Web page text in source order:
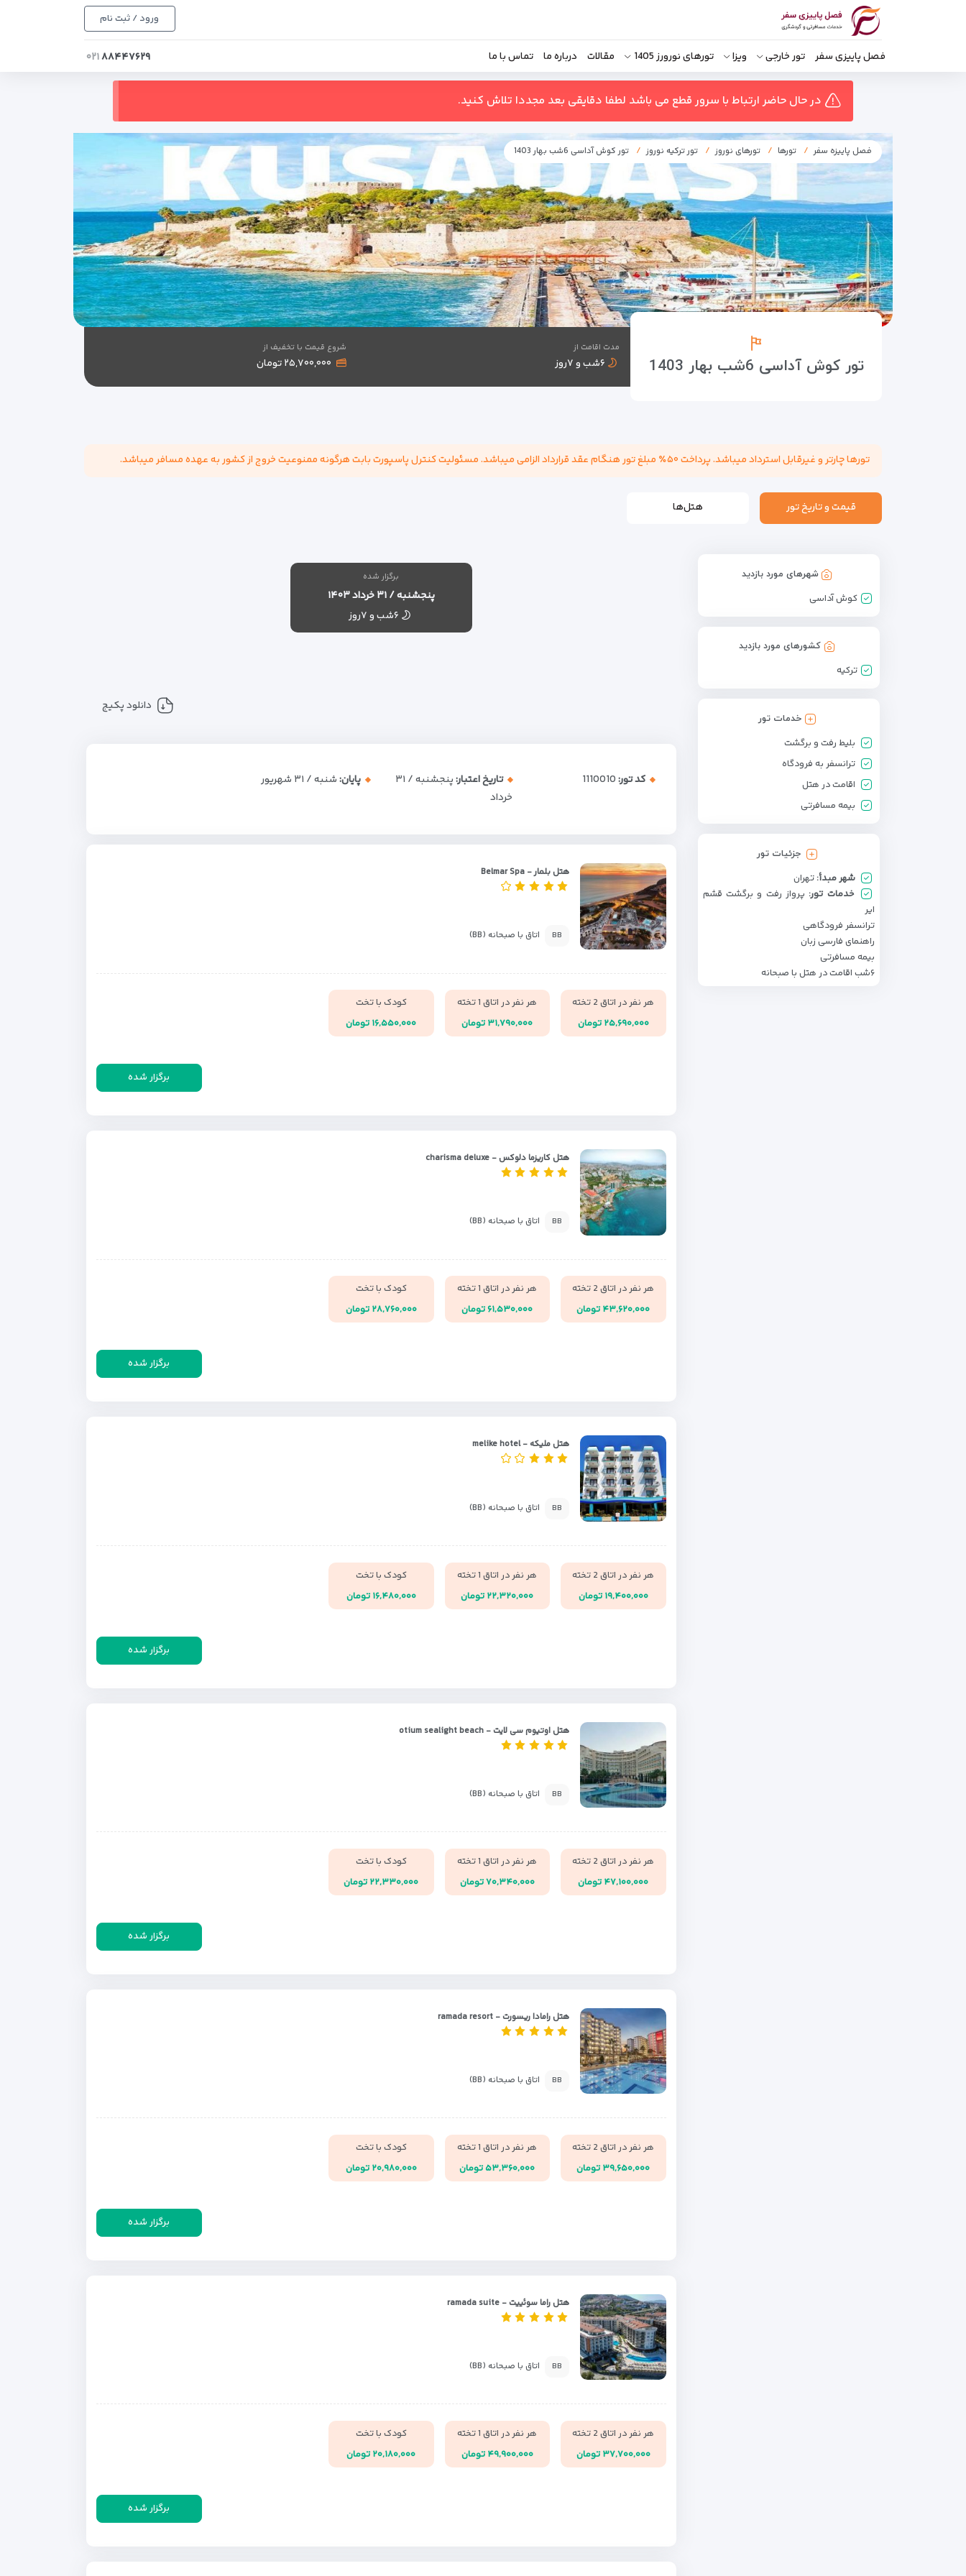
ورود / ثبت نام
فصل پاییزی سفر تور خارجی ویزا تورهای نورورز 1405 مقالات درباره ما تماس با ما ۸۸۴۴۷۶۲۹۰۲۱
در حال حاضر ارتباط با سرور قطع می باشد لطفا دقایقی بعد مجددا تلاش کنید.
فصل پاییزه سفر تورها تورهای نوروز تور ترکیه نوروز تور کوش آداسی 6شب بهار 1403
تور کوش آداسی 6شب بهار 1403
مدت اقامت از
۶شب و ۷روز
شروع قیمت با تخفیف از
۲۵,۷۰۰,۰۰۰ تومان
تورها چارتر و غیرقابل استرداد میباشد. پرداخت ۵۰٪ مبلغ تور هنگام عقد قرارداد الزامی میباشد. مسئولیت کنترل پاسپورت بابت هرگونه ممنوعیت خروج از کشور به عهده مسافر میباشد.
قیمت و تاریخ تور هتل‌ها
شهرهای مورد بازدید
کوش آداسی
کشورهای مورد بازدید
ترکیه
خدمات تور
بلیط رفت و برگشت
ترانسفر به فرودگاه
اقامت در هتل
بیمه مسافرتی
جزئیات تور
شهر مبدأ: تهران
خدمات تور: پرواز رفت و برگشت قشم
ایر
ترانسفر فرودگاهی
راهنمای فارسی زبان
بیمه مسافرتی
۶شب اقامت در هتل با صبحانه
برگزار شده
پنجشنبه / ۳۱ خرداد ۱۴۰۳
۶شب و ۷روز
دانلود پکیج
کد تور:1110010 تاریخ اعتبار:
پنجشنبه / ۳۱
خرداد
پایان:شنبه / ۳۱ شهریور
هتل بلمار - Belmar Spa
BB اتاق با صبحانه (BB)
هر نفر در اتاق 2 تخته
۲۵,۶۹۰,۰۰۰ تومان
هر نفر در اتاق 1 تخته
۳۱,۷۹۰,۰۰۰ تومان
کودک با تخت
۱۶,۵۵۰,۰۰۰ تومان
برگزار شده
هتل کاریزما دلوکس - charisma deluxe
BB اتاق با صبحانه (BB)
هر نفر در اتاق 2 تخته
۴۳,۶۲۰,۰۰۰ تومان
هر نفر در اتاق 1 تخته
۶۱,۵۳۰,۰۰۰ تومان
کودک با تخت
۲۸,۷۶۰,۰۰۰ تومان
برگزار شده
هتل ملیکه - melike hotel
BB اتاق با صبحانه (BB)
هر نفر در اتاق 2 تخته
۱۹,۴۰۰,۰۰۰ تومان
هر نفر در اتاق 1 تخته
۲۲,۳۲۰,۰۰۰ تومان
کودک با تخت
۱۶,۴۸۰,۰۰۰ تومان
برگزار شده
هتل اوتیوم سی لایت - otium sealight beach
BB اتاق با صبحانه (BB)
هر نفر در اتاق 2 تخته
۴۷,۱۰۰,۰۰۰ تومان
هر نفر در اتاق 1 تخته
۷۰,۳۴۰,۰۰۰ تومان
کودک با تخت
۲۲,۳۳۰,۰۰۰ تومان
برگزار شده
هتل رامادا ریسورت - ramada resort
BB اتاق با صبحانه (BB)
هر نفر در اتاق 2 تخته
۳۹,۶۵۰,۰۰۰ تومان
هر نفر در اتاق 1 تخته
۵۳,۳۶۰,۰۰۰ تومان
کودک با تخت
۲۰,۹۸۰,۰۰۰ تومان
برگزار شده
هتل راما سوئییت - ramada suite
BB اتاق با صبحانه (BB)
هر نفر در اتاق 2 تخته
۳۷,۷۰۰,۰۰۰ تومان
هر نفر در اتاق 1 تخته
۴۹,۹۰۰,۰۰۰ تومان
کودک با تخت
۲۰,۱۸۰,۰۰۰ تومان
برگزار شده